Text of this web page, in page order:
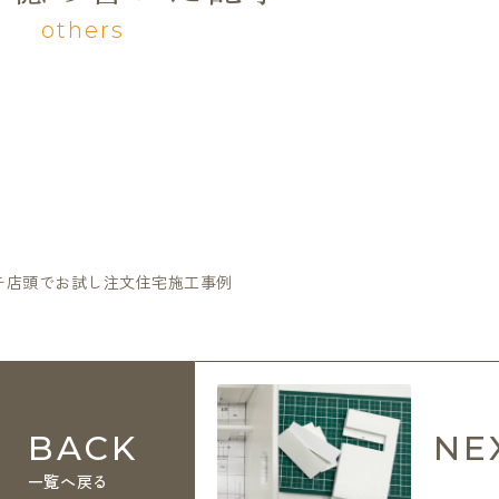
others
頭でお試し注文住宅施工事例
BACK
一覧へ戻る